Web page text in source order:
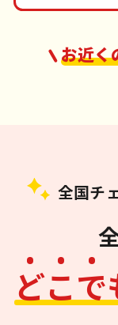
お近く
全国チ
どこで